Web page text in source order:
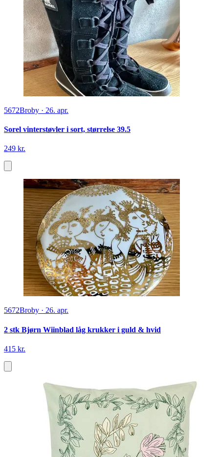
5672Broby · 26. apr.
Sorel vinterstøvler i sort, størrelse 39.5
249 kr.
5672Broby · 26. apr.
2 stk Bjørn Wiinblad låg krukker i guld & hvid
415 kr.